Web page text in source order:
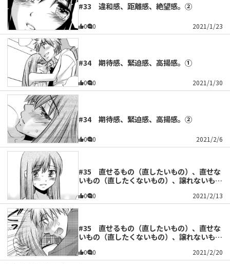
#33 違和感、距離感、絶望感。②
0 0 2021/1/23
#34 期待感、緊迫感、高揚感。①
0 0 2021/1/30
#34 期待感、緊迫感、高揚感。②
0 0 2021/2/6
#35 直せるもの（直したいもの）、直せな
いもの（直したくないもの）、譲れないも
0 0 2021/2/13
#35 直せるもの（直したいもの）、直せな
いもの（直したくないもの）、譲れないも
0 0 2021/2/20